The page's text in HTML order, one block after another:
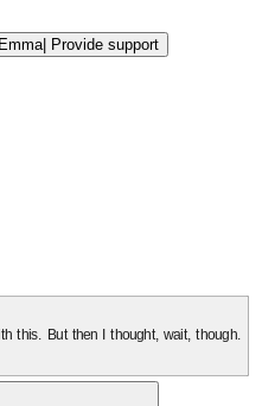
Emma| Provide support
this. But then I thought, wait, though.